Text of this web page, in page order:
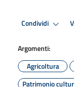
Condividi
Argomenti:
Agricoltura
Patrimonio